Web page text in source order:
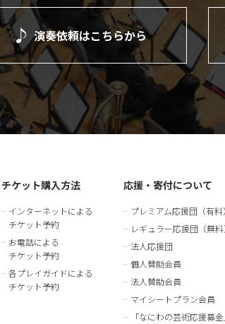
演奏依頼はこちらから
チケット購入方法
インターネットによる
チケット予約
お電話による
チケット予約
各プレイガイドによる
チケット予約
応援・寄付について
プレミアム応援団（有料
レギュラー応援団（無
法人応援団
個人賛助会員
法人賛助会員
マイシートプラン会員
「なにわの芸術応援募